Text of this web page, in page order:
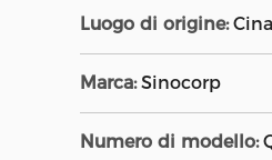
Luogo di origine: Cina
Marca: Sinocorp
Numero di modello: